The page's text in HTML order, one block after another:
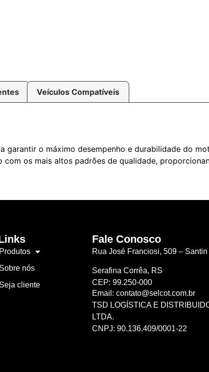
Veículos Compatíveis
garantir o máximo desempenho e durabilidade do
os mais altos padrões de qualidade,
Produtos
Sobre nós
Seja cliente
Fale Conosco
Rua José Franciosi, 509 – Santin
Serafina Corrêa, RS
CEP: 99.250-000
Email: contato@selcot.com.br
TSD LOGÍSTICA E
LTDA.
CNPJ: 90.136.409/0001-22